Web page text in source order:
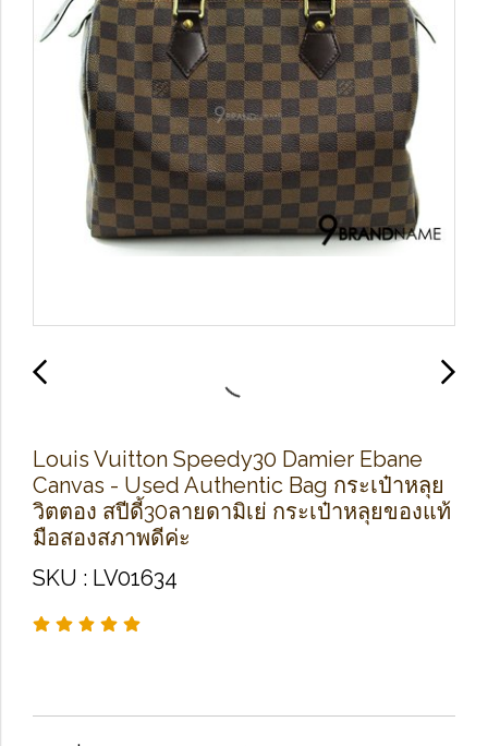
Louis Vuitton Speedy30 Damier Ebane
Canvas - Used Authentic Bag กระเป๋าหลุย
วิตตอง สปีดี้30ลายดามิเย่ กระเป๋าหลุยของแท้
มือสองสภาพดีค่ะ
SKU : LV01634